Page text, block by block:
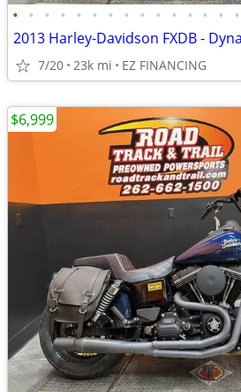
• • • • • • • • • • • • • • •
2013 Harley-Davidson FXDB -
7/20 23k mi EZ FINANCING
$6,999